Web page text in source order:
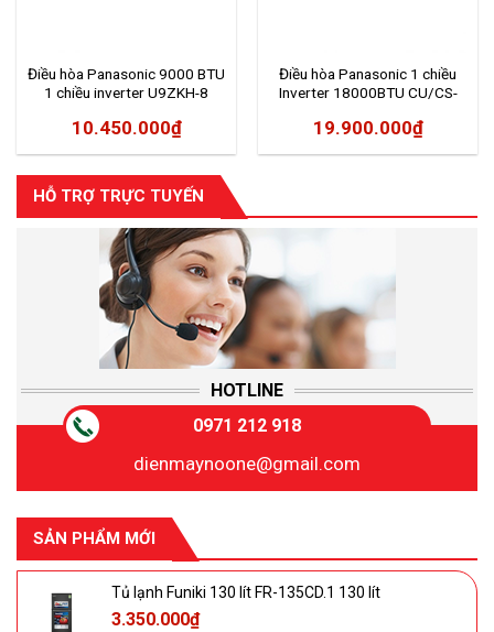
HỖ TRỢ TRỰC TUYẾN
HOTLINE
0971 212 918
dienmaynoone@gmail.com
SẢN PHẨM MỚI
Tủ lạnh Funiki 130 lít FR-135CD.1 130 lít
3.350.000₫
Điều hòa Panasonic 9000 BTU
1 chiều inverter U9ZKH-8
10.450.000₫
Điều hòa Panasonic 1 chiều
Inverter 18000BTU CU/CS-
19.900.000₫